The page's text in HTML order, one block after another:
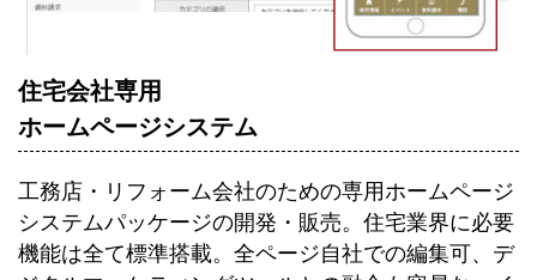
住宅会社専用
ホームページシステム
工務店・リフォーム会社のための専用ホームページ
システムパッケージの開発・販売。住宅業界に必要
機能は全て標準搭載。全ページ自社での編集可、デ